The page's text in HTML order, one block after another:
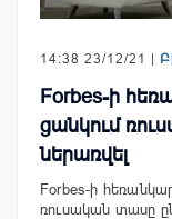
14:38 23/12/21 |
Forbes-ի
ցանկում
ներառվել
Forbes-ի
ռուսական տասը